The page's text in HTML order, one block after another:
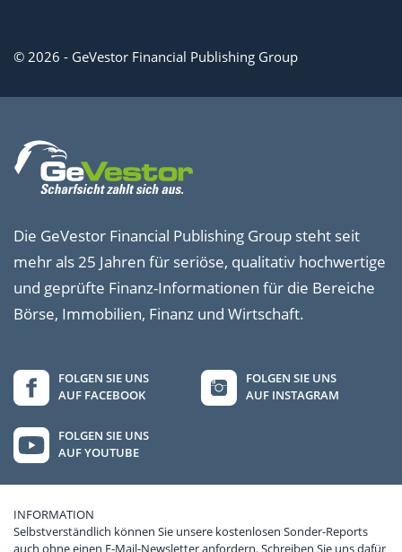
© 2026 - GeVestor Financial Publishing Group
Die GeVestor Financial Publishing Group steht seit
mehr als 25 Jahren für seriöse, qualitativ hochwertige
und geprüfte Finanz-Informationen für die Bereiche
Börse, Immobilien, Finanz und Wirtschaft.
FOLGEN SIE UNS
AUF FACEBOOK
FOLGEN SIE UNS
AUF INSTAGRAM
FOLGEN SIE UNS
AUF YOUTUBE
INFORMATION
Selbstverständlich können Sie unsere kostenlosen Sonder-Reports
auch ohne einen E-Mail-Newsletter anfordern. Schreiben Sie uns dafür